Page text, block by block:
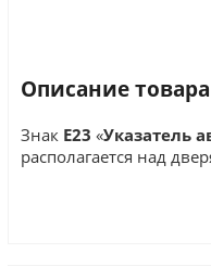
Описание товара
Знак E23 «Указатель
располагается над